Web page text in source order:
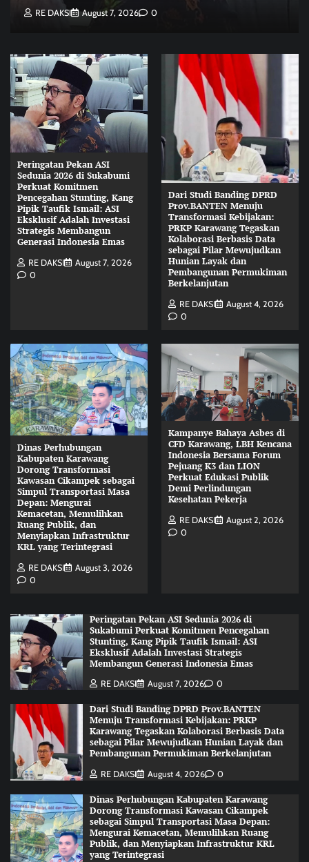
RE DAKSI August 7, 2026 0
Peringatan Pekan ASI
Sedunia 2026 di Sukabumi
Perkuat Komitmen
Pencegahan Stunting, Kang
Pipik Taufik Ismail: ASI
Eksklusif Adalah Investasi
Strategis Membangun
Generasi Indonesia Emas
RE DAKSI
August 7, 2026
0
Dari Studi Banding DPRD
Prov.BANTEN Menuju
Transformasi Kebijakan:
PRKP Karawang Tegaskan
Kolaborasi Berbasis Data
sebagai Pilar Mewujudkan
Hunian Layak dan
Pembangunan Permukiman
Berkelanjutan
RE DAKSI
August 4, 2026
0
Dinas Perhubungan
Kabupaten Karawang
Dorong Transformasi
Kawasan Cikampek sebagai
Simpul Transportasi Masa
Depan: Mengurai
Kemacetan, Memulihkan
Ruang Publik, dan
Menyiapkan Infrastruktur
KRL yang Terintegrasi
RE DAKSI
August 3, 2026
0
Kampanye Bahaya Asbes di
CFD Karawang, LBH Kencana
Indonesia Bersama Forum
Pejuang K3 dan LION
Perkuat Edukasi Publik
Demi Perlindungan
Kesehatan Pekerja
RE DAKSI
August 2, 2026
0
Peringatan Pekan ASI Sedunia 2026 di
Sukabumi Perkuat Komitmen Pencegahan
Stunting, Kang Pipik Taufik Ismail: ASI
Eksklusif Adalah Investasi Strategis
Membangun Generasi Indonesia Emas
RE DAKSI August 7, 2026 0
Dari Studi Banding DPRD Prov.BANTEN
Menuju Transformasi Kebijakan: PRKP
Karawang Tegaskan Kolaborasi Berbasis Data
sebagai Pilar Mewujudkan Hunian Layak dan
Pembangunan Permukiman Berkelanjutan
RE DAKSI August 4, 2026 0
Dinas Perhubungan Kabupaten Karawang
Dorong Transformasi Kawasan Cikampek
sebagai Simpul Transportasi Masa Depan:
Mengurai Kemacetan, Memulihkan Ruang
Publik, dan Menyiapkan Infrastruktur KRL
yang Terintegrasi